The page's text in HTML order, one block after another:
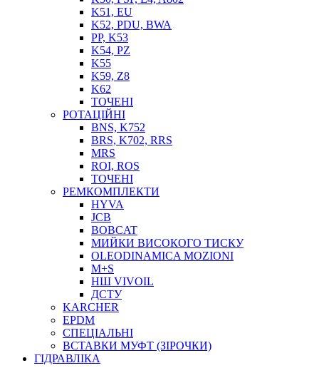
ТОСОЛ, АНТИФРИЗ
ОЛИВА-ПАЛИВО
ПОВІТРЯ-ВОДА
ДЛЯ ЗВАРЮВАННЯ
НАПІРНО-ВСМОКТУЮЧІ
ФІЛЬТРИ ДЛЯ ПАЛЬНОГО
ПІДДОНИ ДЛЯ БОЧОК
МОДУЛЬНІ АЗС
МЕТРОЛОГІЧНЕ ОБЛАДНАННЯ
ЛІЧИЛЬНИКИ І ВИТРАТОМІРИ ДЛЯ ПАЛЬНОГО
КОТУШКИ ДЛЯ ШЛАНГІВ
K51, EU
K52, PDU, BWA
PP, K53
K54, PZ
K55
K59, Z8
K62
ТОЧЕНІ
РОТАЦІЙНІ
BNS, K752
BRS, K702, RRS
MRS
ROI, ROS
ТОЧЕНІ
РЕМКОМПЛЕКТИ
HYVA
JCB
BOBCAT
МИЙКИ ВИСОКОГО ТИСКУ
OLEODINAMICA MOZIONI
M+S
НШ VIVOIL
ДСТУ
KARCHER
EPDM
СПЕЦІАЛЬНІ
ВСТАВКИ МУФТ (ЗІРОЧКИ)
ГІДРАВЛІКА